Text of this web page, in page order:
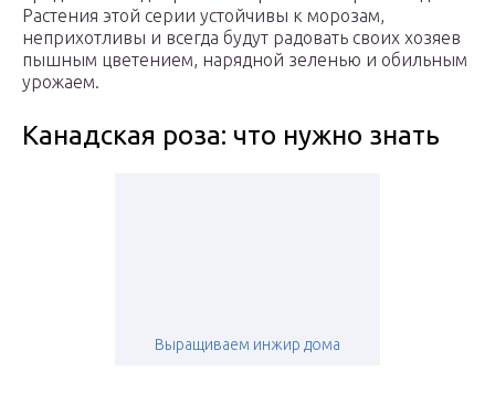
Растения этой серии устойчивы к морозам,
неприхотливы и всегда будут радовать своих хозяев
пышным цветением, нарядной зеленью и обильным
урожаем.
Канадская роза: что нужно знать
Выращиваем инжир дома